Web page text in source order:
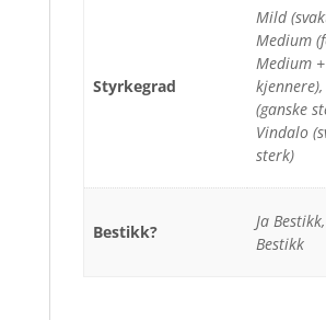
Styrkegrad
Mild
Medium
Medium
(ganske
Vindalo
sterk)
Bestikk?
Ja
Bestikk